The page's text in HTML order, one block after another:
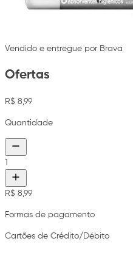
Vendido e entregue por Brava
Ofertas
R$ 8,99
Quantidade
1
R$ 8,99
Formas de pagamento
Cartões de Crédito/Débito